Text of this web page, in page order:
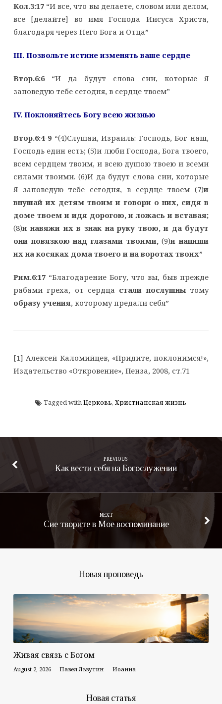
Кол.3:17“И все, что вы делаете, словом или делом,
все [делайте] во имя Господа Иисуса Христа,
благодаря через Него Бога и Отца”
III. Позвольте истине изменять ваше сердце
Втор.6:6“И да будут слова сии, которые Я
заповедую тебе сегодня, в сердце твоем”
IV. Поклоняйтесь Богу всею жизнью
Втор.6:4-9“(4)Слушай, Израиль: Господь, Бог наш,
Господь един есть; (5)и люби Господа, Бога твоего,
всем сердцем твоим, и всею душою твоею и всеми
силами твоими. (6)И да будут слова сии, которые
Я заповедую тебе сегодня, в сердце твоем (7)и
внушай их детям твоим и говори о них, сидя в
доме твоем и идя дорогою, и ложась и вставая;
(8)и навяжи их в знак на руку твою, и да будут
они повязкою над глазами твоими,(9)и напиши
их на косяках дома твоего и на воротах твоих”
Рим.6:17“Благодарение Богу, что вы, быв прежде
рабами греха, от сердца стали послушнытому
образу учения, которому предали себя”
[1] Алексей Каломийцев, «Придите, поклонимся!»,
Издательство «Откровение», Пенза, 2008, ст.71
Tagged with Церковь, Христианская жизнь
PREVIOUS
Как вести себя на Богослужении
NEXT
Сие творите в Мое воспоминание
Новая проповедь
Живая связь с Богом
August 2, 2026 Павел Львутин Иоанна
Новая статья